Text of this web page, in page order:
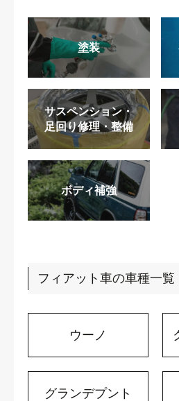
塗装
サスペンション・
足回り修理・整備
ボディ補強
フィアット車の車種一覧
ウーノ
グランデプント